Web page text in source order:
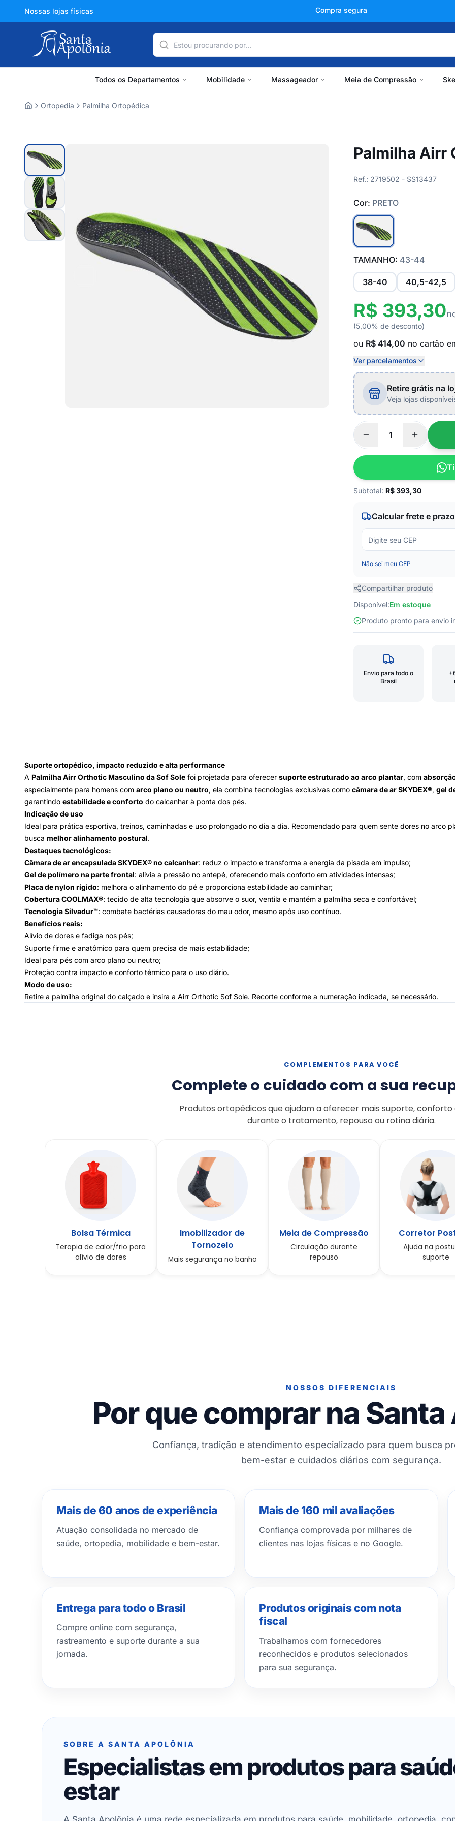
Nossas lojas físicas +150 mil avaliações
Todos os Departamentos Mobilidade Massageador Meia de Compressão
Ortopedia Palmilha Ortopédica
Palmilha Airr
Ref.: 2719502 - SS13437
Cor: PRETO
TAMANHO: 43-44
38-40 40,5-42,5
R$ 393,30
(5,00% de desconto)
ou R$ 414,00 no cartão
Ver parcelamentos
Retire grátis na
Veja lojas
Subtotal: R$393,30
Calcular frete e prazo
Não sei meu CEP
Compartilhar produto
Disponível:Em estoque
Produto pronto para envio
Envio para todo o
Brasil
Suporte ortopédico, impacto reduzido e alta performance
A Palmilha Airr Orthotic Masculino da Sof Sole foi projetada para oferecer suporte estruturado ao arco plantar, com
especialmente para homens com arco plano ou neutro, ela combina tecnologias exclusivas como câmara de ar SKYDEX®, gel
garantindo estabilidade e conforto do calcanhar à ponta dos pés.
Indicação de uso
Ideal para prática esportiva, treinos, caminhadas e uso prolongado no dia a dia. Recomendado para quem sente dores no arco
busca melhor alinhamento postural.
Destaques tecnológicos:
Câmara de ar encapsulada SKYDEX® no calcanhar: reduz o impacto e transforma a energia da pisada em impulso;
Gel de polímero na parte frontal: alivia a pressão no antepé, oferecendo mais conforto em atividades intensas;
Placa de nylon rígido: melhora o alinhamento do pé e proporciona estabilidade ao caminhar;
Cobertura COOLMAX®: tecido de alta tecnologia que absorve o suor, ventila e mantém a palmilha seca e confortável;
Tecnologia Silvadur™: combate bactérias causadoras do mau odor, mesmo após uso contínuo.
Benefícios reais:
Alívio de dores e fadiga nos pés;
Suporte firme e anatômico para quem precisa de mais estabilidade;
Ideal para pés com arco plano ou neutro;
Proteção contra impacto e conforto térmico para o uso diário.
Modo de uso:
Retire a palmilha original do calçado e insira a Airr Orthotic Sof Sole. Recorte conforme a numeração indicada, se necessário.
COMPLEMENTOS PARA VOCÊ
Complete o cuidado com a sua
Produtos ortopédicos que ajudam a oferecer mais suporte, conforto
durante o tratamento, repouso ou rotina diária.
Bolsa Térmica
Terapia de calor/frio para
alívio de dores
Imobilizador de
Tornozelo
Mais segurança no banho
Meia de Compressão
Circulação durante
repouso
Corretor
Ajuda na
suporte
NOSSOS DIFERENCIAIS
Por que comprar na
Confiança, tradição e atendimento especializado para quem busca
bem-estar e cuidados diários com segurança.
Mais de 60 anos de experiência
Atuação consolidada no mercado de
saúde, ortopedia, mobilidade e bem-estar.
Mais de 160 mil avaliações
Confiança comprovada por milhares de
clientes nas lojas físicas e no Google.
Entrega para todo o Brasil
Compre online com segurança,
rastreamento e suporte durante a sua
jornada.
Produtos originais com nota
fiscal
Trabalhamos com fornecedores
reconhecidos e produtos selecionados
para sua segurança.
SOBRE A SANTA APOLÔNIA
Especialistas em produtos para
estar